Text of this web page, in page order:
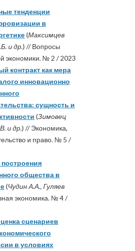
тенденции
в
(Максимцев
и др.) // Вопросы
экономики. № 2 / 2023
контракт как мера
инновационно
сущность и
(Зимовец
и др.) // Экономика,
и право. № 5 /
общества в
(Чудин А.А., Гуляев
экономика. № 4 /
сценариев
в условиях